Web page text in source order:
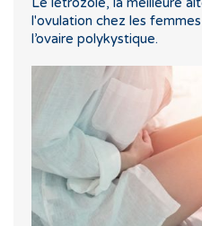
l'ovulation chez les
l’ovaire polykystique.